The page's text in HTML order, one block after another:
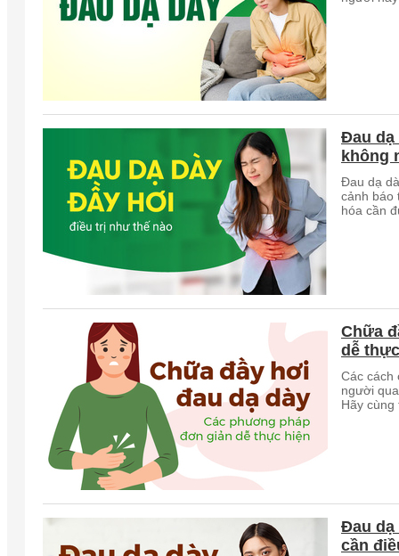
Đau
không
Đau dạ
cảnh báo
hóa cần
Chữa
dễ
Các cách
người
Hãy
Đau dạ
cần